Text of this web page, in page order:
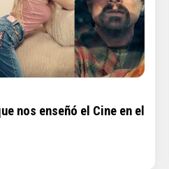
nos enseñó el Cine en el